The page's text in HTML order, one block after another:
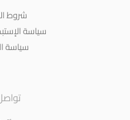
شروط
سياسة
سياسة